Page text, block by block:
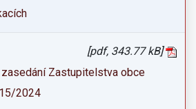
[pdf, 343.77 kB]
Zastupitelstva obce
2024